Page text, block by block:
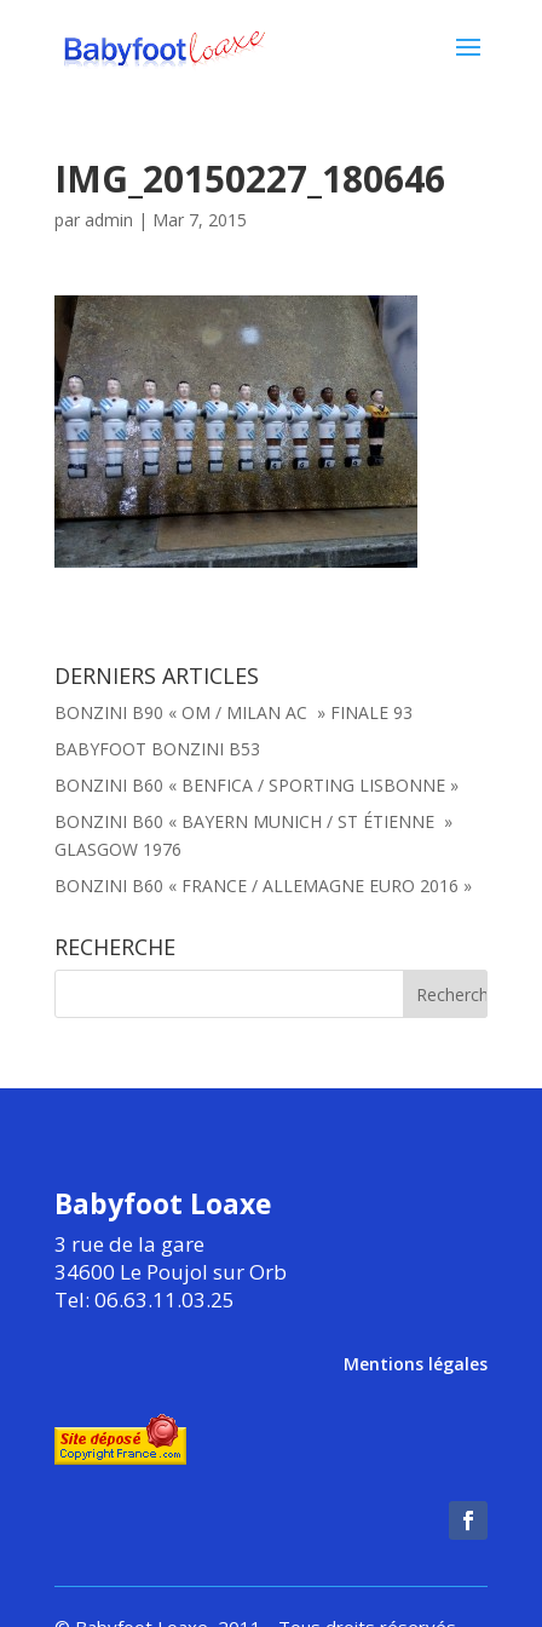
IMG_20150227_180646
par admin | Mar 7, 2015
DERNIERS ARTICLES
BONZINI B90 « OM / MILAN AC » FINALE 93
BABYFOOT BONZINI B53
BONZINI B60 « BENFICA / SPORTING LISBONNE »
BONZINI B60 « BAYERN MUNICH / ST ÉTIENNE »
GLASGOW 1976
BONZINI B60 « FRANCE / ALLEMAGNE EURO 2016 »
RECHERCHE
Babyfoot Loaxe
3 rue de la gare
34600 Le Poujol sur Orb
Tel: 06.63.11.03.25
Mentions légales